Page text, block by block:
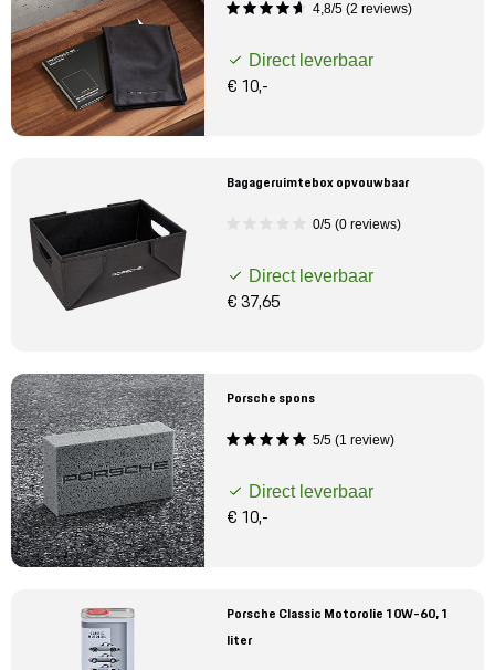
4,8/5 (2 reviews)
Direct leverbaar
€ 10,-
Bagageruimtebox opvouwbaar
0/5 (0 reviews)
Direct leverbaar
€ 37,65
Porsche spons
5/5 (1 review)
Direct leverbaar
€ 10,-
Porsche Classic Motorolie 10W-60, 1
liter